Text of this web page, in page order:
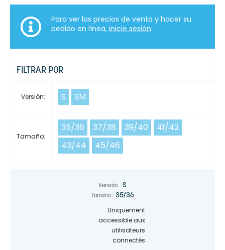
Para ver los precios de venta y hacer su
pedido en línea, inicie sesión
FILTRAR POR
Versión: S SM
Tamaño:
35/36 37/38 39/40
41/42
43/44
45/46
Versión : S
Tamaño : 35/36
Uniquement
accessible aux
utilisateurs
connectés